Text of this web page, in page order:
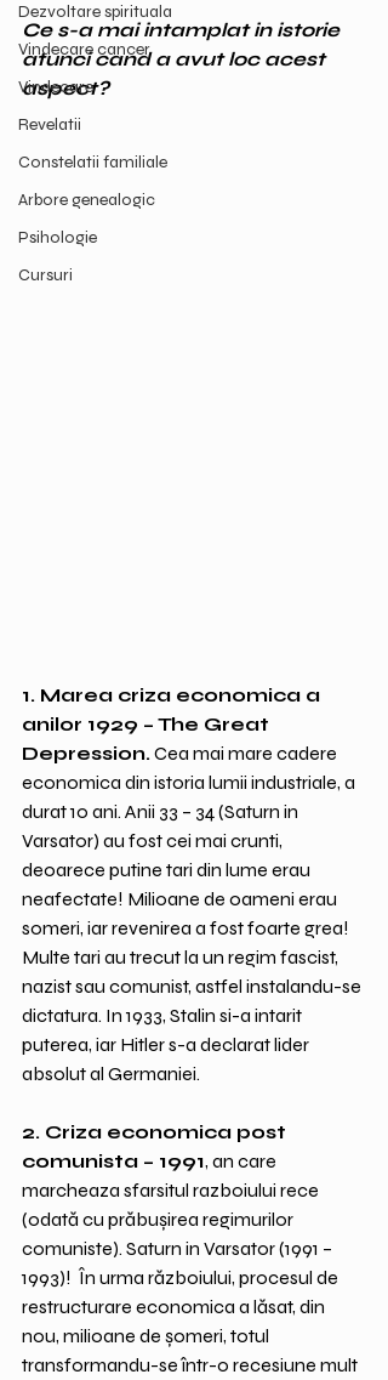
Dezvoltare spirituala
Vindecare cancer
Vindecare
Revelatii
Constelatii familiale
Arbore genealogic
Psihologie
Cursuri
Ce s-a mai intamplat in istorie
atunci cand a avut loc acest
aspect?
1. Marea criza economica a
anilor 1929 – The Great
Depression. Cea mai mare cadere
economica din istoria lumii industriale, a
durat 10 ani. Anii 33 – 34 (Saturn in
Varsator) au fost cei mai crunti,
deoarece putine tari din lume erau
neafectate! Milioane de oameni erau
someri, iar revenirea a fost foarte grea!
Multe tari au trecut la un regim fascist,
nazist sau comunist, astfel instalandu-se
dictatura. In 1933, Stalin si-a intarit
puterea, iar Hitler s-a declarat lider
absolut al Germaniei.
2. Criza economica post
comunista – 1991, an care
marcheaza sfarsitul razboiului rece
(odată cu prăbușirea regimurilor
comuniste). Saturn in Varsator (1991 –
1993)!  În urma războiului, procesul de
restructurare economica a lăsat, din
nou, milioane de șomeri, totul
transformandu-se într-o recesiune mult